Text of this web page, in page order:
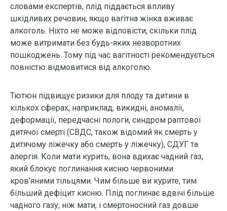
словами експертів, плід піддається впливу
шкідливих речовин, якщо вагітна жінка вживає
алкоголь. Ніхто не може відповісти, скільки плід
може витримати без будь-яких незворотних
пошкоджень. Тому під час вагітності рекомендується
повністю відмовитися від алкоголю.
Тютюн підвищує ризики для плоду та дитини в
кількох сферах, наприклад, викидні, аномалії,
деформації, передчасні пологи, синдром раптової
дитячої смерті (СВДС, також відомий як смерть у
дитячому ліжечку або смерть у ліжечку), СДУГ та
алергія. Коли мати курить, вона вдихає чадний газ,
який блокує поглинання кисню червоними
кров’яними тільцями. Чим більше ви курите, тим
більший дефіцит кисню. Плід поглинає вдвічі більше
чадного газу, ніж мати, і смертоносний газ довше